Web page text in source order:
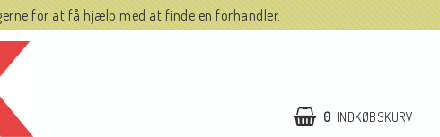
for at få hjælp med at finde en forhandler.
0 INDKØBSKURV